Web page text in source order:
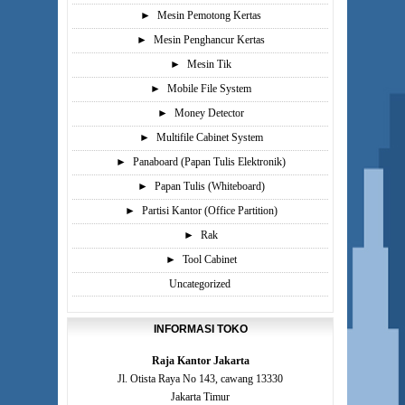
►
Mesin Pemotong Kertas
►
Mesin Penghancur Kertas
►
Mesin Tik
►
Mobile File System
►
Money Detector
►
Multifile Cabinet System
►
Panaboard (Papan Tulis Elektronik)
►
Papan Tulis (Whiteboard)
►
Partisi Kantor (Office Partition)
►
Rak
►
Tool Cabinet
Uncategorized
INFORMASI TOKO
Raja Kantor Jakarta
Jl. Otista Raya No 143, cawang 13330
Jakarta Timur